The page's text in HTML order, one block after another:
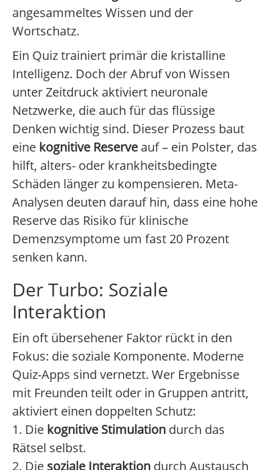
angesammeltes Wissen und der
Wortschatz.
Ein Quiz trainiert primär die kristalline
Intelligenz. Doch der Abruf von Wissen
unter Zeitdruck aktiviert neuronale
Netzwerke, die auch für das flüssige
Denken wichtig sind. Dieser Prozess baut
eine kognitive Reserve auf – ein Polster, das
hilft, alters- oder krankheitsbedingte
Schäden länger zu kompensieren. Meta-
Analysen deuten darauf hin, dass eine hohe
Reserve das Risiko für klinische
Demenzsymptome um fast 20 Prozent
senken kann.
Der Turbo: Soziale
Interaktion
Ein oft übersehener Faktor rückt in den
Fokus: die soziale Komponente. Moderne
Quiz-Apps sind vernetzt. Wer Ergebnisse
mit Freunden teilt oder in Gruppen antritt,
aktiviert einen doppelten Schutz:
1. Die kognitive Stimulation durch das
Rätsel selbst.
2. Die soziale Interaktion durch Austausch